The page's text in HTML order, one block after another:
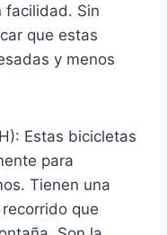
facilidad. Sin
que estas
y menos
Estas bicicletas
para
Tienen una
que